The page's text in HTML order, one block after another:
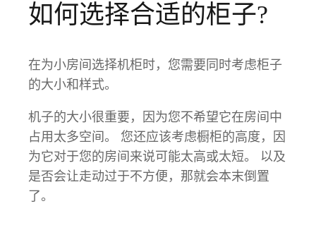
如何选择合适的柜子?
在为小房间选择机柜时，您需要同时考虑柜子
的大小和样式。
机子的大小很重要，因为您不希望它在房间中
占用太多空间。 您还应该考虑橱柜的高度，因
为它对于您的房间来说可能太高或太短。 以及
是否会让走动过于不方便，那就会本末倒置
了。